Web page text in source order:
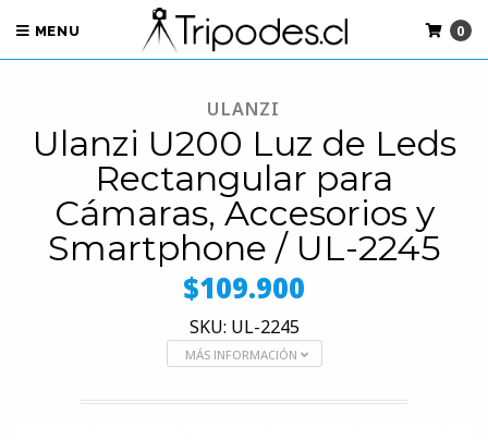
MENU 0
ULANZI
Ulanzi U200 Luz de Leds
Rectangular para
Cámaras, Accesorios y
Smartphone / UL-2245
$109.900
SKU: UL-2245
MÁS INFORMACIÓN